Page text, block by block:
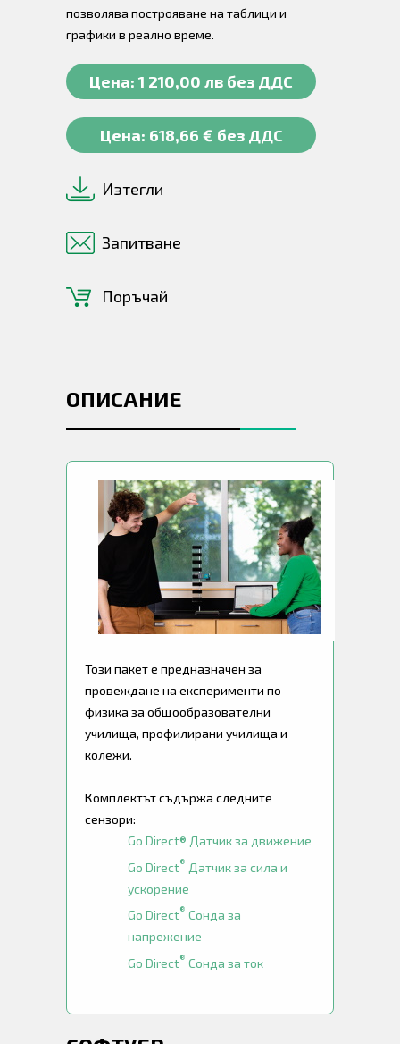
позволява построяване на таблици и
графики в реално време.
Цена: 1 210,00 лв без ДДС
Цена: 618,66 € без ДДС
Изтегли
Запитване
Поръчай
ОПИСАНИЕ
Този пакет е предназначен за
провеждане на експерименти по
физика за общообразователни
училища, профилирани училища и
колежи.
Комплектът съдържа следните
сензори:
Go Direct® Датчик за движение
Go Direct® Датчик за сила и
ускорение
Go Direct® Сонда за
напрежение
Go Direct® Сонда за ток